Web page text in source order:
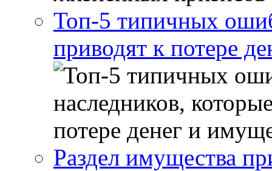
Топ-5 типичных
приводят к потере
Раздел имущества